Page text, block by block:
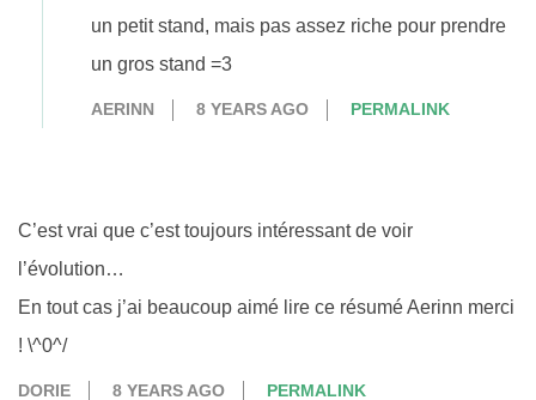
un petit stand, mais pas assez riche pour prendre
un gros stand =3
AERINN 8 YEARS AGO PERMALINK
C’est vrai que c’est toujours intéressant de voir
l’évolution…
En tout cas j’ai beaucoup aimé lire ce résumé Aerinn merci
! \^0^/
DORIE 8 YEARS AGO PERMALINK